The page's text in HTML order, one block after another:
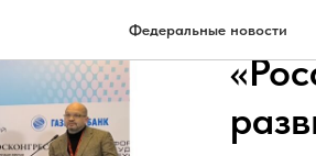
Федеральные новости
На